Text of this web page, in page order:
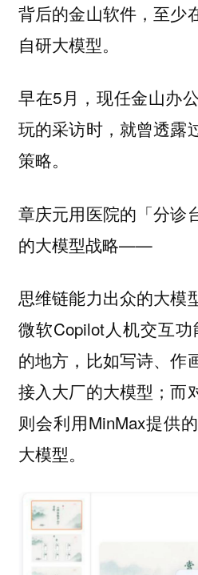
背后的金山软件，至少
自研大模型。
早在5月，现任金山办
玩的采访时，就曾透露
策略。
章庆元用医院的「分诊
的大模型战略——
思维链能力出众的大模
微软Copilot人机交互
的地方，比如写诗、作
接入大厂的大模型；而
则会利用MinMax提供
大模型。